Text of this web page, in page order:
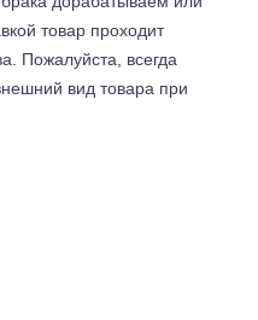
товар проходит
Пожалуйста, всегда
вид товара при